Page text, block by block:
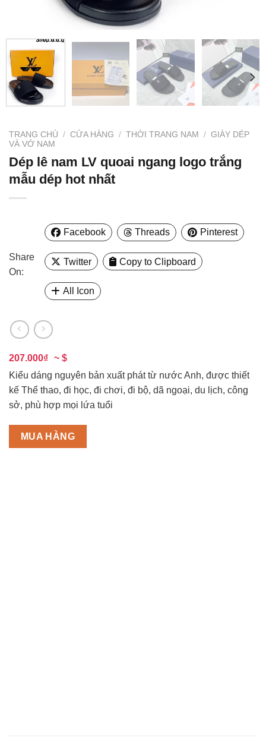
TRANG CHỦ / CỬA HÀNG / THỜI TRANG NAM / GIÀY DÉP
VÀ VỚ NAM
Dép lê nam LV quoai ngang logo trắng
mẫu dép hot nhất
Share
On:
Facebook Threads Pinterest
Twitter Copy to Clipboard
All Icon
207.000₫ ~ $
Kiểu dáng nguyên bản xuất phát từ nước Anh, được thiết
kế Thể thao, đi học, đi chơi, đi bộ, dã ngoại, du lịch, công
sở, phù hợp mọi lứa tuổi
MUA HÀNG